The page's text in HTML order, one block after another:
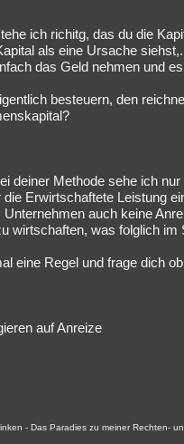
ich richitg, das du die
als eine Ursache
das Geld nehmen und
besteuern, den
deiner Methode sehe ich
Erwirtschaftete Leistung
auch keine
wirtschaften, was folglich im
eine Regel und frage dich
auf Anreize
- Das Paradies zu meiner Rechten-